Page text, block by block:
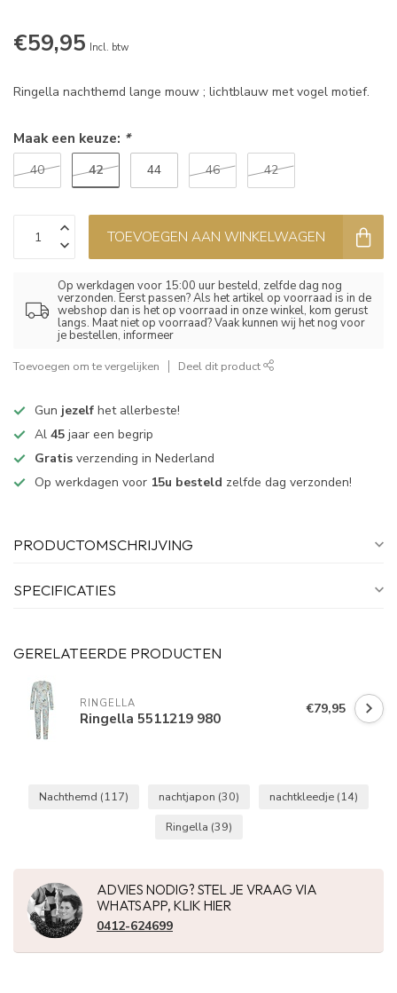
€59,95 Incl. btw
Ringella nachthemd lange mouw ; lichtblauw met vogel motief.
Maak een keuze: *
40 42 44 46 42
TOEVOEGEN AAN WINKELWAGEN
Op werkdagen voor 15:00 uur besteld, zelfde dag nog
verzonden. Eerst passen? Als het artikel op voorraad is in de
webshop dan is het op voorraad in onze winkel, kom gerust
langs. Maat niet op voorraad? Vaak kunnen wij het nog voor
je bestellen, informeer
Toevoegen om te vergelijken Deel dit product
Gun jezelf het allerbeste!
Al 45 jaar een begrip
Gratis verzending in Nederland
Op werkdagen voor 15u besteld zelfde dag verzonden!
PRODUCTOMSCHRIJVING
SPECIFICATIES
GERELATEERDE PRODUCTEN
RINGELLA
Ringella 5511219 980 €79,95
Nachthemd (117) nachtjapon (30) nachtkleedje (14)
Ringella (39)
ADVIES NODIG? STEL JE VRAAG VIA
WHATSAPP, KLIK HIER
0412-624699